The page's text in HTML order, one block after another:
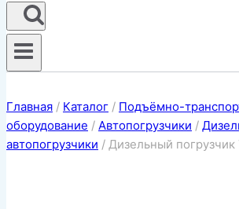
Главная / Каталог / Подъёмно-
оборудование / Автопогрузчики /
автопогрузчики / Дизельный погрузчик